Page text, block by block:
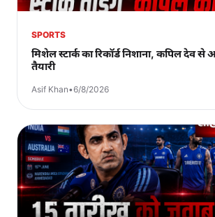
SPORTS
मिशेल स्टार्क का रिकॉर्ड निशाना, कपिल देव
तैयारी
Asif Khan•6/8/2026